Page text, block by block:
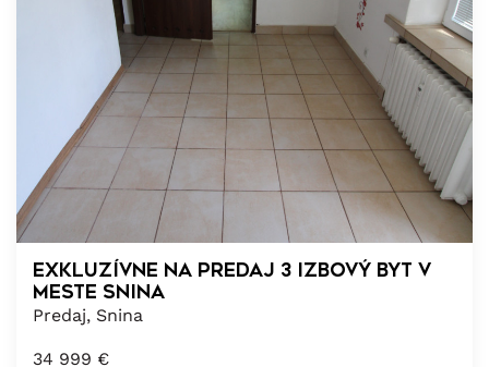
EXKLUZÍVNE na predaj 3 izbový byt v
meste Snina
Predaj, Snina
34 999 €